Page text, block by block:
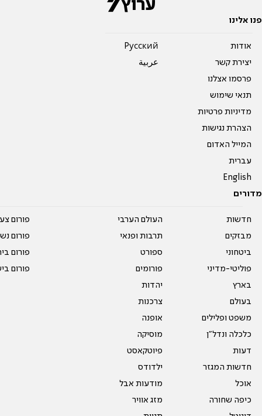
פנו אלינו
אודות
יצירת קשר
פרסמו אצלנו
תנאי שימוש
מדיניות פרטיות
הצהרת נגישות
המייל האדום
עברית
English
Pусский
عربية
מדורים
חדשות
מבזקים
ביטחוני
פוליטי-מדיני
בארץ
בעולם
משפט ופלילים
כלכלה ונדל"ן
דעות
חדשות המגזר
אוכל
כיפה שחורה
העולם הערבי
תרבות ופנאי
ספורט
פורומים
יהדות
צרכנות
אופנה
מוסיקה
פיוטקאסט
ילדודס
מודעות אבל
מזג אוויר
פורום
פורום
פורום
פורום